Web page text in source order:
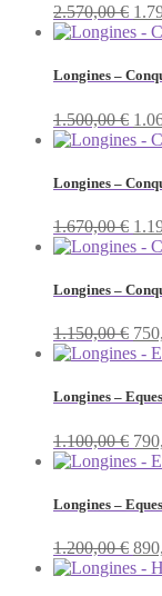
2.570,00€
Longines –
1.500,00€
Longines –
1.670,00€
Longines –
1.150,00€
Longines –
1.100,00€
Longines –
1.200,00€